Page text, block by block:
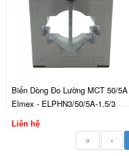
Biến Dòng Đo Lường MCT 50/5A
Elmex - ELPHN3/50/5A-1.5/3
Liên hệ
«
‹